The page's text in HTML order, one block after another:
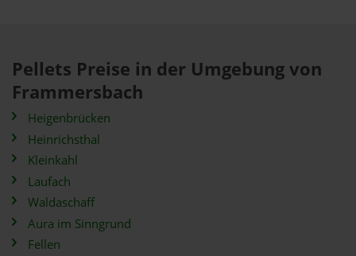
Pellets Preise in der Umgebung von
Frammersbach
Heigenbrücken
Heinrichsthal
Kleinkahl
Laufach
Waldaschaff
Aura im Sinngrund
Fellen